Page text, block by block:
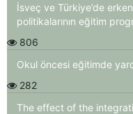
İsveç ve Türkiye’de
politikalarının eğitim
806
Okul öncesi eğitimde
282
The effect of the